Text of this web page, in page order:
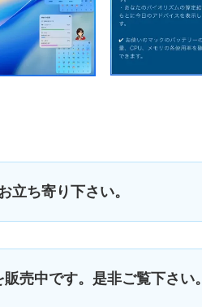
立ち寄り下さい。
売中です。是非ご覧下さい。